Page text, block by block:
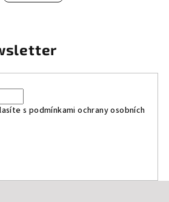
s podmínkami ochrany osobních